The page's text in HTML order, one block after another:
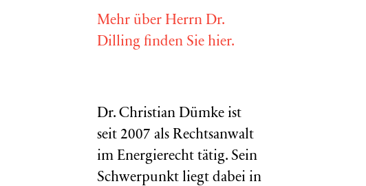
Mehr über Herrn Dr.
Dilling finden Sie hier.
Dr. Christian Dümke ist
seit 2007 als Rechtsanwalt
im Energierecht tätig. Sein
Schwerpunkt liegt dabei in